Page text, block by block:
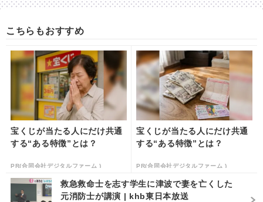
こちらもおすすめ
宝くじが当たる人にだけ共通
する“ある特徴”とは？
PR(合同会社デジタルファーム )
宝くじが当たる人にだけ共通
する“ある特徴”とは？
PR(合同会社デジタルファーム )
救急救命士を志す学生に津波で妻を亡くした
元消防士が講演 | khb東日本放送